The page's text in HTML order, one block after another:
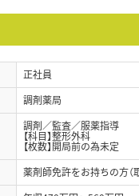
正社員
調剤薬局
調剤／監査／服薬指導
【科目】整形外科
【枚数】開局前の為未定
薬剤師免許をお持ちの方（